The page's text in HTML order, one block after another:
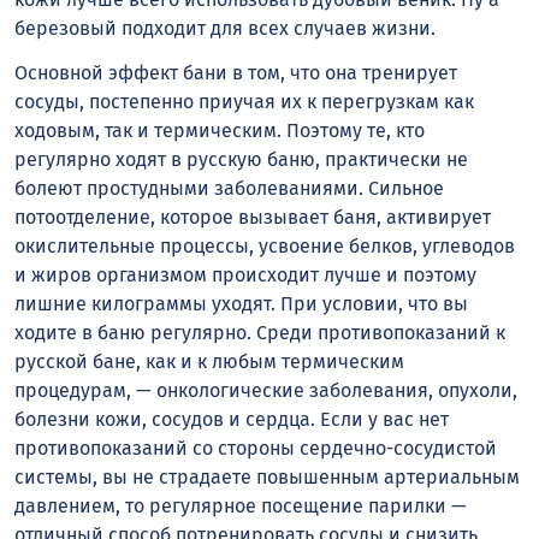
березовый подходит для всех случаев жизни.
Основной эффект бани в том, что она тренирует
сосуды, постепенно приучая их к перегрузкам как
ходовым, так и термическим. Поэтому те, кто
регулярно ходят в русскую баню, практически не
болеют простудными заболеваниями. Сильное
потоотделение, которое вызывает баня, активирует
окислительные процессы, усвоение белков, углеводов
и жиров организмом происходит лучше и поэтому
лишние килограммы уходят. При условии, что вы
ходите в баню регулярно. Среди противопоказаний к
русской бане, как и к любым термическим
процедурам, — онкологические заболевания, опухоли,
болезни кожи, сосудов и сердца. Если у вас нет
противопоказаний со стороны сердечно-сосудистой
системы, вы не страдаете повышенным артериальным
давлением, то регулярное посещение парилки —